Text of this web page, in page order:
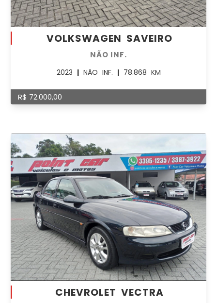
VOLKSWAGEN SAVEIRO
NÃO INF.
2023 |NÃO INF. |78.868 KM
R$ 72.000,00
CHEVROLET VECTRA